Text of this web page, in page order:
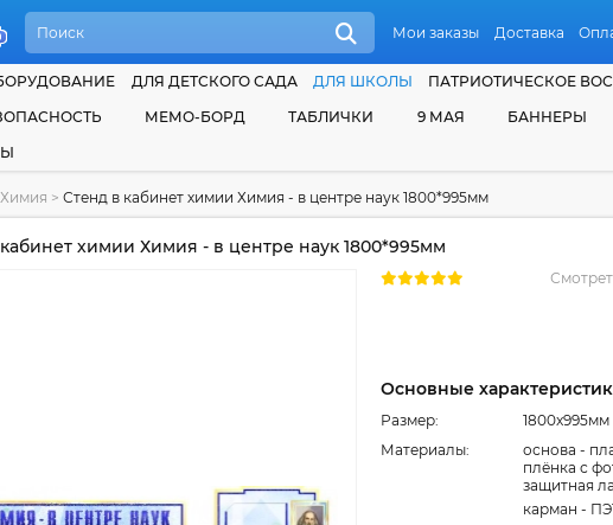
Мои заказы Доставка
ДЛЯ ДЕТСКОГО САДА ДЛЯ ШКОЛЫ ПАТРИОТИЧЕСКОЕ
МЕМО-БОРД ТАБЛИЧКИ 9 МАЯ БАННЕРЫ
Химия > Стенд в кабинет химии Химия - в центре наук 1800*995мм
химии Химия - в центре наук 1800*995мм
Основные
Размер:
1800x995мм
Материалы:
основа -
плёнка с
защитная
карман -